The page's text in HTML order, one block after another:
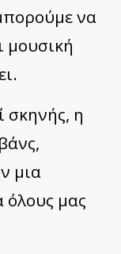
να
μουσική
σκηνής, η
μια
όλους μας